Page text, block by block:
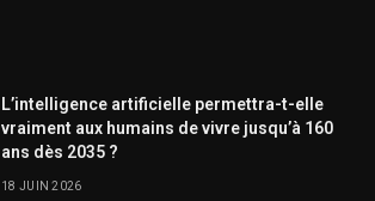
L’intelligence artificielle permettra-t-elle
vraiment aux humains de vivre jusqu’à 160
ans dès 2035 ?
18 JUIN 2026